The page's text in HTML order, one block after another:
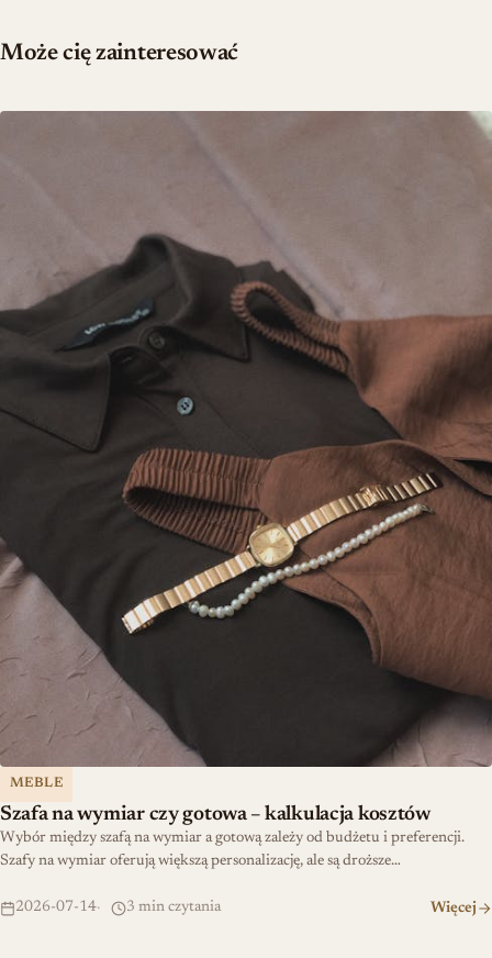
Może cię zainteresować
MEBLE
Szafa na wymiar czy gotowa – kalkulacja kosztów
Wybór między szafą na wymiar a gotową zależy od budżetu i preferencji.
Szafy na wymiar oferują większą personalizację, ale są droższe…
2026-07-14 3 min czytania Więcej